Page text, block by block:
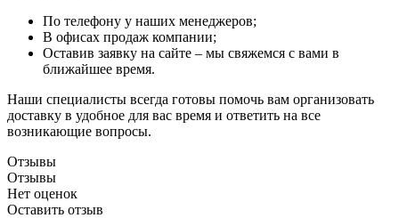
По телефону у наших менеджеров;
В офисах продаж компании;
Оставив заявку на сайте – мы свяжемся с вами в
ближайшее время.
Наши специалисты всегда готовы помочь вам организовать
доставку в удобное для вас время и ответить на все
возникающие вопросы.
Отзывы
Отзывы
Нет оценок
Оставить отзыв